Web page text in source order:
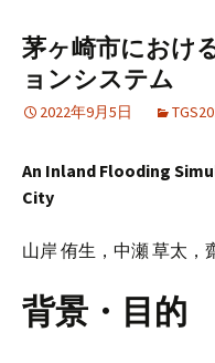
茅ヶ崎市におけ
ョンシステム
2022年9月5日
An Inland Flooding
City
山岸 侑生，中瀬 草太，
背景・目的